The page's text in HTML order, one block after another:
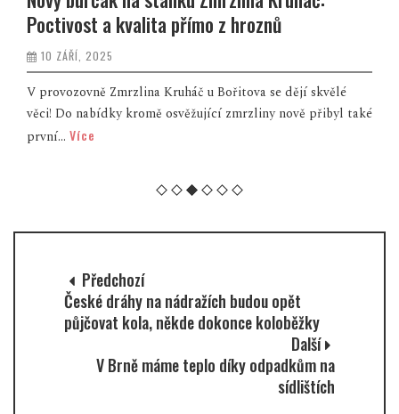
Poctivost a kvalita přímo z hroznů
10 ZÁŘÍ, 2025
V provozovně Zmrzlina Kruháč u Bořitova se dějí skvělé
věci! Do nabídky kromě osvěžující zmrzliny nově přibyl také
první... Více
Předchozí
České dráhy na nádražích budou opět
půjčovat kola, někde dokonce koloběžky
Další
V Brně máme teplo díky odpadkům na
sídlištích